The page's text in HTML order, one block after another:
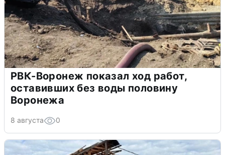
РВК-Воронеж показал ход работ,
оставивших без воды половину
Воронежа
8 августа 0